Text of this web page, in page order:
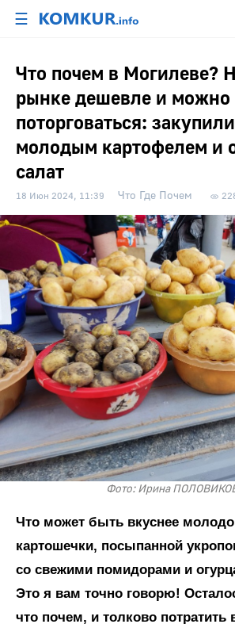
☰
Что почем в Могилеве?
рынке дешевле и можно
поторговаться:
молодым картофелем и
салат
18 Июн 2024, 11:39 Что Где Почем
Фото: Ирина
Что может быть вкуснее
картошечки, посыпанной
со свежими помидорами и
Это я вам точно говорю!
что почем, и толково